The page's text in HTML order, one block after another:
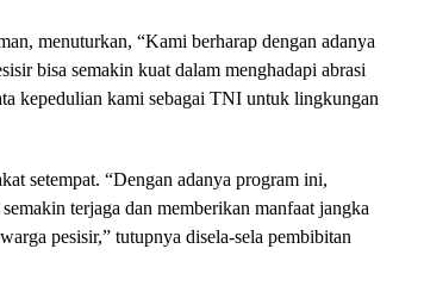
menuturkan, “Kami berharap dengan adanya
bisa semakin kuat dalam menghadapi abrasi
kepedulian kami sebagai TNI untuk lingkungan
setempat. “Dengan adanya program ini,
terjaga dan memberikan manfaat jangka
pesisir,” tutupnya disela-sela pembibitan